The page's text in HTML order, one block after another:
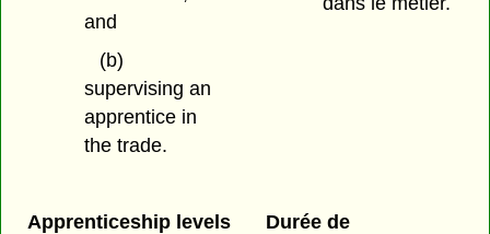
and
(b)
supervising an
apprentice in
the trade.
Apprenticeship levels
Durée de